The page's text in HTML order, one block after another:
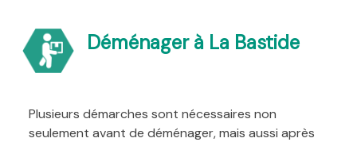
Déménager à La Bastide
Plusieurs démarches sont nécessaires non
seulement avant de déménager, mais aussi après